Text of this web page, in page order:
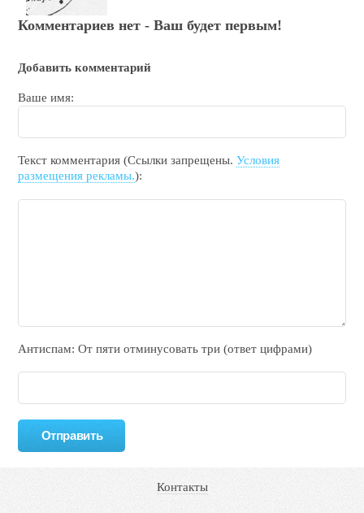
Комментариев нет - Ваш будет первым!
Добавить комментарий
Ваше имя:
Текст комментария (Ссылки запрещены.Условия
размещения рекламы.):
Антиспам: От пяти отминycовать тpи (ответ цифрами)
Контакты